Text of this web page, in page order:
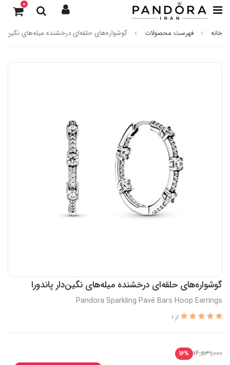
0
خانه فهرست محصولات گوشواره‌های حلقه‌ای درخشنده میله‌های نگین‌دار
گوشواره‌های حلقه‌ای درخشنده میله‌های نگین‌دار پاندورا
Pandora Sparkling Pavé Bars Hoop Earrings
از 1
14,531,000
16%